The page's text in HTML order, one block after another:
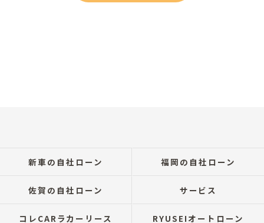
新車の自社ローン 福岡の自社ローン
佐賀の自社ローン サービス
コレCARラカーリース RYUSEIオートローン